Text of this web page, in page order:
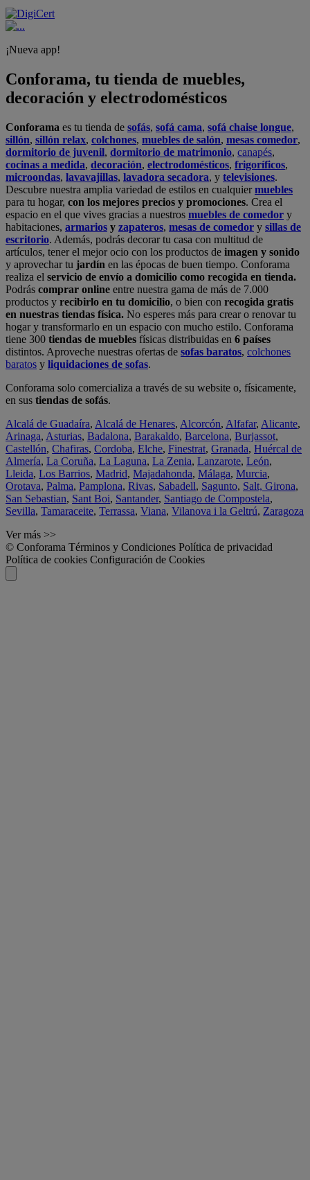
¡Nueva app!
Conforama, tu tienda de muebles,
decoración y electrodomésticos
Conforama es tu tienda de sofás, sofá cama, sofá chaise longue,
sillón, sillón relax, colchones, muebles de salón, mesas comedor,
dormitorio de juvenil, dormitorio de matrimonio, canapés,
cocinas a medida, decoración, electrodomésticos, frigoríficos,
microondas, lavavajillas, lavadora secadora, y televisiones.
Descubre nuestra amplia variedad de estilos en cualquiermuebles
para tu hogar, con los mejores precios y promociones. Crea el
espacio en el que vives gracias a nuestros muebles de comedor y
habitaciones, armarios y zapateros, mesas de comedor y sillas de
escritorio. Además, podrás decorar tu casa con multitud de
artículos, tener el mejor ocio con los productos de imagen y sonido
y aprovechar tu jardín en las épocas de buen tiempo. Conforama
realiza el servicio de envío a domicilio como recogida en tienda.
Podrás comprar online entre nuestra gama de más de 7.000
productos y recibirlo en tu domicilio, o bien con recogida gratis
en nuestras tiendas física. No esperes más para crear o renovar tu
hogar y transformarlo en un espacio con mucho estilo. Conforama
tiene 300 tiendas de muebles físicas distribuidas en 6 países
distintos. Aproveche nuestras ofertas de sofas baratos, colchones
baratos y liquidaciones de sofas.
Conforama solo comercializa a través de su website o, físicamente,
en sus tiendas de sofás.
Alcalá de Guadaíra, Alcalá de Henares, Alcorcón, Alfafar, Alicante,
Arinaga, Asturias, Badalona, Barakaldo, Barcelona, Burjassot,
Castellón, Chafiras, Cordoba, Elche, Finestrat, Granada, Huércal de
Almería, La Coruña, La Laguna, La Zenia, Lanzarote, León,
Lleida, Los Barrios, Madrid, Majadahonda, Málaga, Murcia,
Orotava, Palma, Pamplona, Rivas, Sabadell, Sagunto, Salt, Girona,
San Sebastian, Sant Boi, Santander, Santiago de Compostela,
Sevilla, Tamaraceite, Terrassa, Viana, Vilanova i la Geltrú, Zaragoza
Ver más >>
© Conforama Términos y Condiciones Política de privacidad
Política de cookies Configuración de Cookies